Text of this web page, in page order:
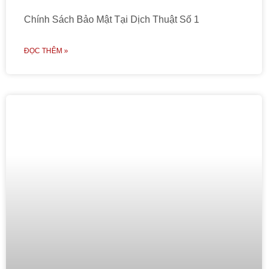
Chính Sách Bảo Mật Tại Dịch Thuật Số 1
ĐỌC THÊM »